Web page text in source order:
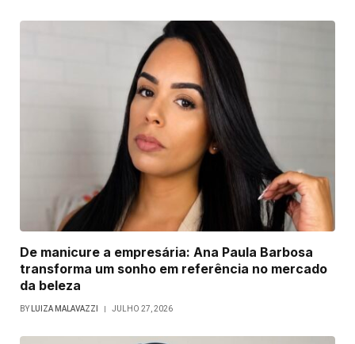
De manicure a empresária: Ana Paula Barbosa
transforma um sonho em referência no mercado
da beleza
BY LUIZA MALAVAZZI JULHO 27, 2026